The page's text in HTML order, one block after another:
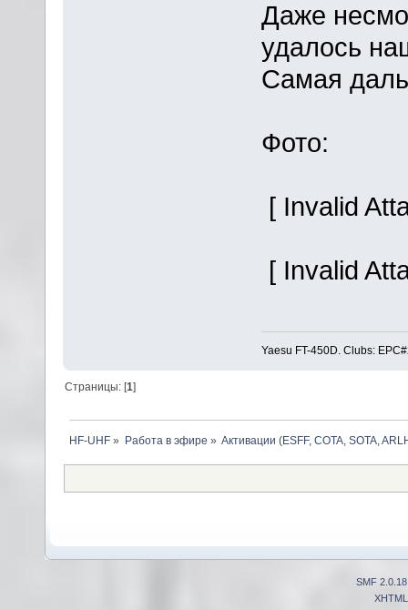
Даже
удалось
Самая
Фото:
[ Invalid
[ Invalid
Yaesu FT-450D. Clubs:
Страницы: [1]
HF-UHF» Работа в эфире » Активации (ESFF, COTA, SOTA,
SMF 2.0.18
XHTML